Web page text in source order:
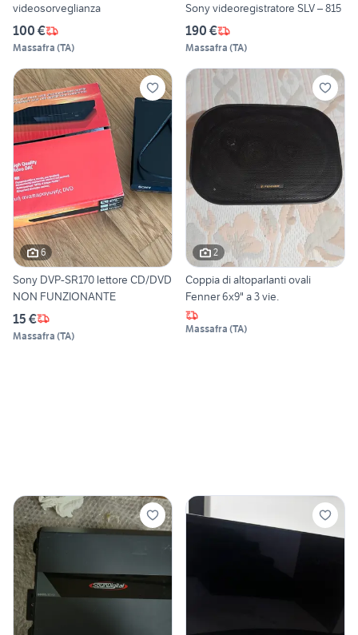
videosorveglianza
100 €
Massafra (TA)
Sony videoregistratore SLV – 815
190 €
Massafra (TA)
6
Sony DVP-SR170 lettore CD/DVD
NON FUNZIONANTE
15 €
Massafra (TA)
2
Coppia di altoparlanti ovali
Fenner 6x9" a 3 vie.
Massafra (TA)